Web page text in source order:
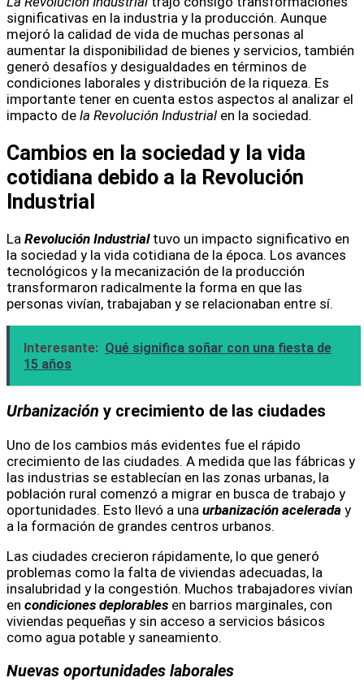
significativas en la industria y la producción. Aunque
mejoró la calidad de vida de muchas personas al
aumentar la disponibilidad de bienes y servicios, también
generó desafíos y desigualdades en términos de
condiciones laborales y distribución de la riqueza. Es
importante tener en cuenta estos aspectos al analizar el
impacto de la Revolución Industrial en la sociedad.
Cambios en la sociedad y la vida
cotidiana debido a la Revolución
Industrial
La Revolución Industrialtuvo un impacto significativo en
la sociedad y la vida cotidiana de la época. Los avances
tecnológicos y la mecanización de la producción
transformaron radicalmente la forma en que las
personas vivían, trabajaban y se relacionaban entre sí.
Interesante: Qué significa soñar con una fiesta de
15 años
Urbanización y crecimiento de las ciudades
Uno de los cambios más evidentes fue el rápido
crecimiento de las ciudades. A medida que las fábricas y
las industrias se establecían en las zonas urbanas, la
población rural comenzó a migrar en busca de trabajo y
oportunidades. Esto llevó a una urbanización acelerada y
a la formación de grandes centros urbanos.
Las ciudades crecieron rápidamente, lo que generó
problemas como la falta de viviendas adecuadas, la
insalubridad y la congestión. Muchos trabajadores vivían
en condiciones deplorables en barrios marginales, con
viviendas pequeñas y sin acceso a servicios básicos
como agua potable y saneamiento.
Nuevas oportunidades laborales